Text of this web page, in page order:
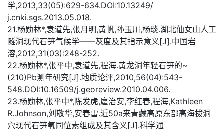
学,2013,33(05):629-634.DOI:10.13249/
j.cnki.sgs.2013.05.018.
21.杨勋林*,袁道先,张月明,黄帆,孙玉川,杨琰.湖北仙女山人工
隧洞现代石笋气候学——灰度及其指示意义[J].中国岩
溶,2012,31(03):248-252.
22.杨勋林*,张平中,袁道先,程海.黄龙洞年轻石笋的~
(210)Pb测年研究[J].地质论评,2010,56(04):543-
548.DOI:10.16509/j.georeview.2010.04.006.
23.杨勋林,张平中*,陈发虎,扈治安,李红春,程海,Kathleen
R.Johnson,刘敬华,安春雷.近50a来青藏高原东部高海拔洞
穴现代石笋氧同位素组成及其含义[J].科学通